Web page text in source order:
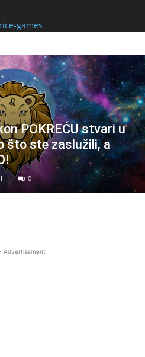
POKREĆU stvari u
što ste zaslužili, a
0
Advertisement